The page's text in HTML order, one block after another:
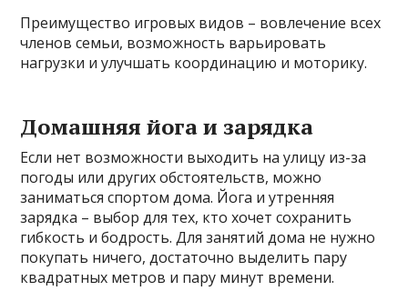
Преимущество игровых видов – вовлечение всех
членов семьи, возможность варьировать
нагрузки и улучшать координацию и моторику.
Домашняя йога и зарядка
Если нет возможности выходить на улицу из-за
погоды или других обстоятельств, можно
заниматься спортом дома. Йога и утренняя
зарядка – выбор для тех, кто хочет сохранить
гибкость и бодрость. Для занятий дома не нужно
покупать ничего, достаточно выделить пару
квадратных метров и пару минут времени.